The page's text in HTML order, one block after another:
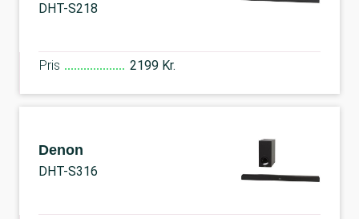
DHT-S218
Pris 2199 Kr.
Denon
DHT-S316